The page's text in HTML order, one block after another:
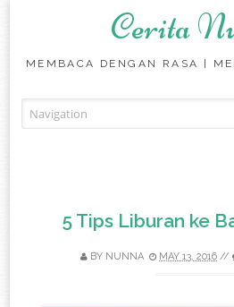
Cerita
MEMBACA DENGAN RASA |
5 Tips Liburan ke
BY NUNNA MAY 13, 2016 //